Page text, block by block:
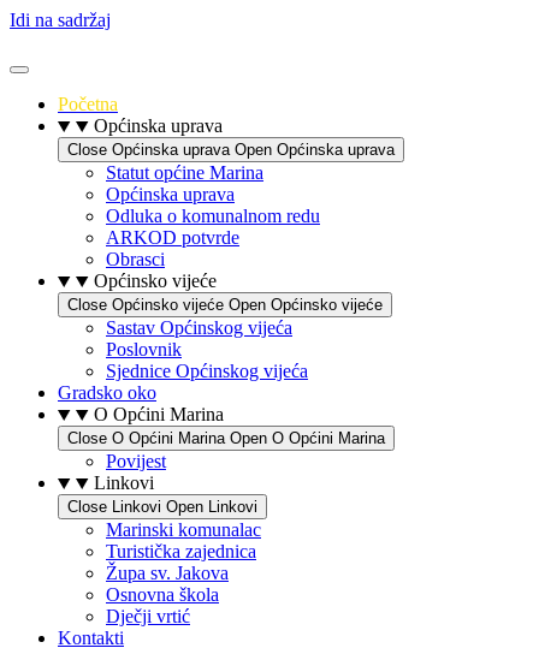
Idi na sadržaj
Početna
Općinska uprava
Close Općinska uprava Open Općinska uprava
Statut općine Marina
Općinska uprava
Odluka o komunalnom redu
ARKOD potvrde
Obrasci
Općinsko vijeće
Close Općinsko vijeće Open Općinsko vijeće
Sastav Općinskog vijeća
Poslovnik
Sjednice Općinskog vijeća
Gradsko oko
O Općini Marina
Close O Općini Marina Open O Općini Marina
Povijest
Linkovi
Close Linkovi Open Linkovi
Marinski komunalac
Turistička zajednica
Župa sv. Jakova
Osnovna škola
Dječji vrtić
Kontakti